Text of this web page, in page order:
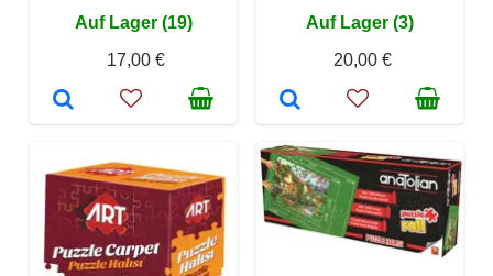
Auf Lager (19)
17,00 €
Auf Lager (3)
20,00 €